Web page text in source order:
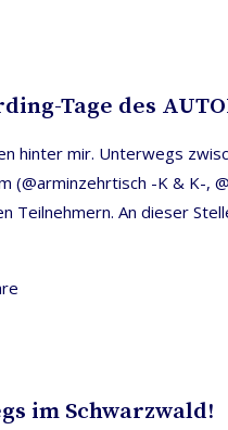
Tage des
hinter mir. Unterwegs
(@arminzehrtisch -K & K-,
An dieser
im Schwarzwald!